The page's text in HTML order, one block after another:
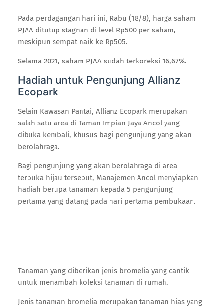
Pada perdagangan hari ini, Rabu (18/8), harga saham
PJAA ditutup stagnan di level Rp500 per saham,
meskipun sempat naik ke Rp505.
Selama 2021, saham PJAA sudah terkoreksi 16,67%.
Hadiah untuk Pengunjung Allianz
Ecopark
Selain Kawasan Pantai, Allianz Ecopark merupakan
salah satu area di Taman Impian Jaya Ancol yang
dibuka kembali, khusus bagi pengunjung yang akan
berolahraga.
Bagi pengunjung yang akan berolahraga di area
terbuka hijau tersebut, Manajemen Ancol menyiapkan
hadiah berupa tanaman kepada 5 pengunjung
pertama yang datang pada hari pertama pembukaan.
Tanaman yang diberikan jenis bromelia yang cantik
untuk menambah koleksi tanaman di rumah.
Jenis tanaman bromelia merupakan tanaman hias yang